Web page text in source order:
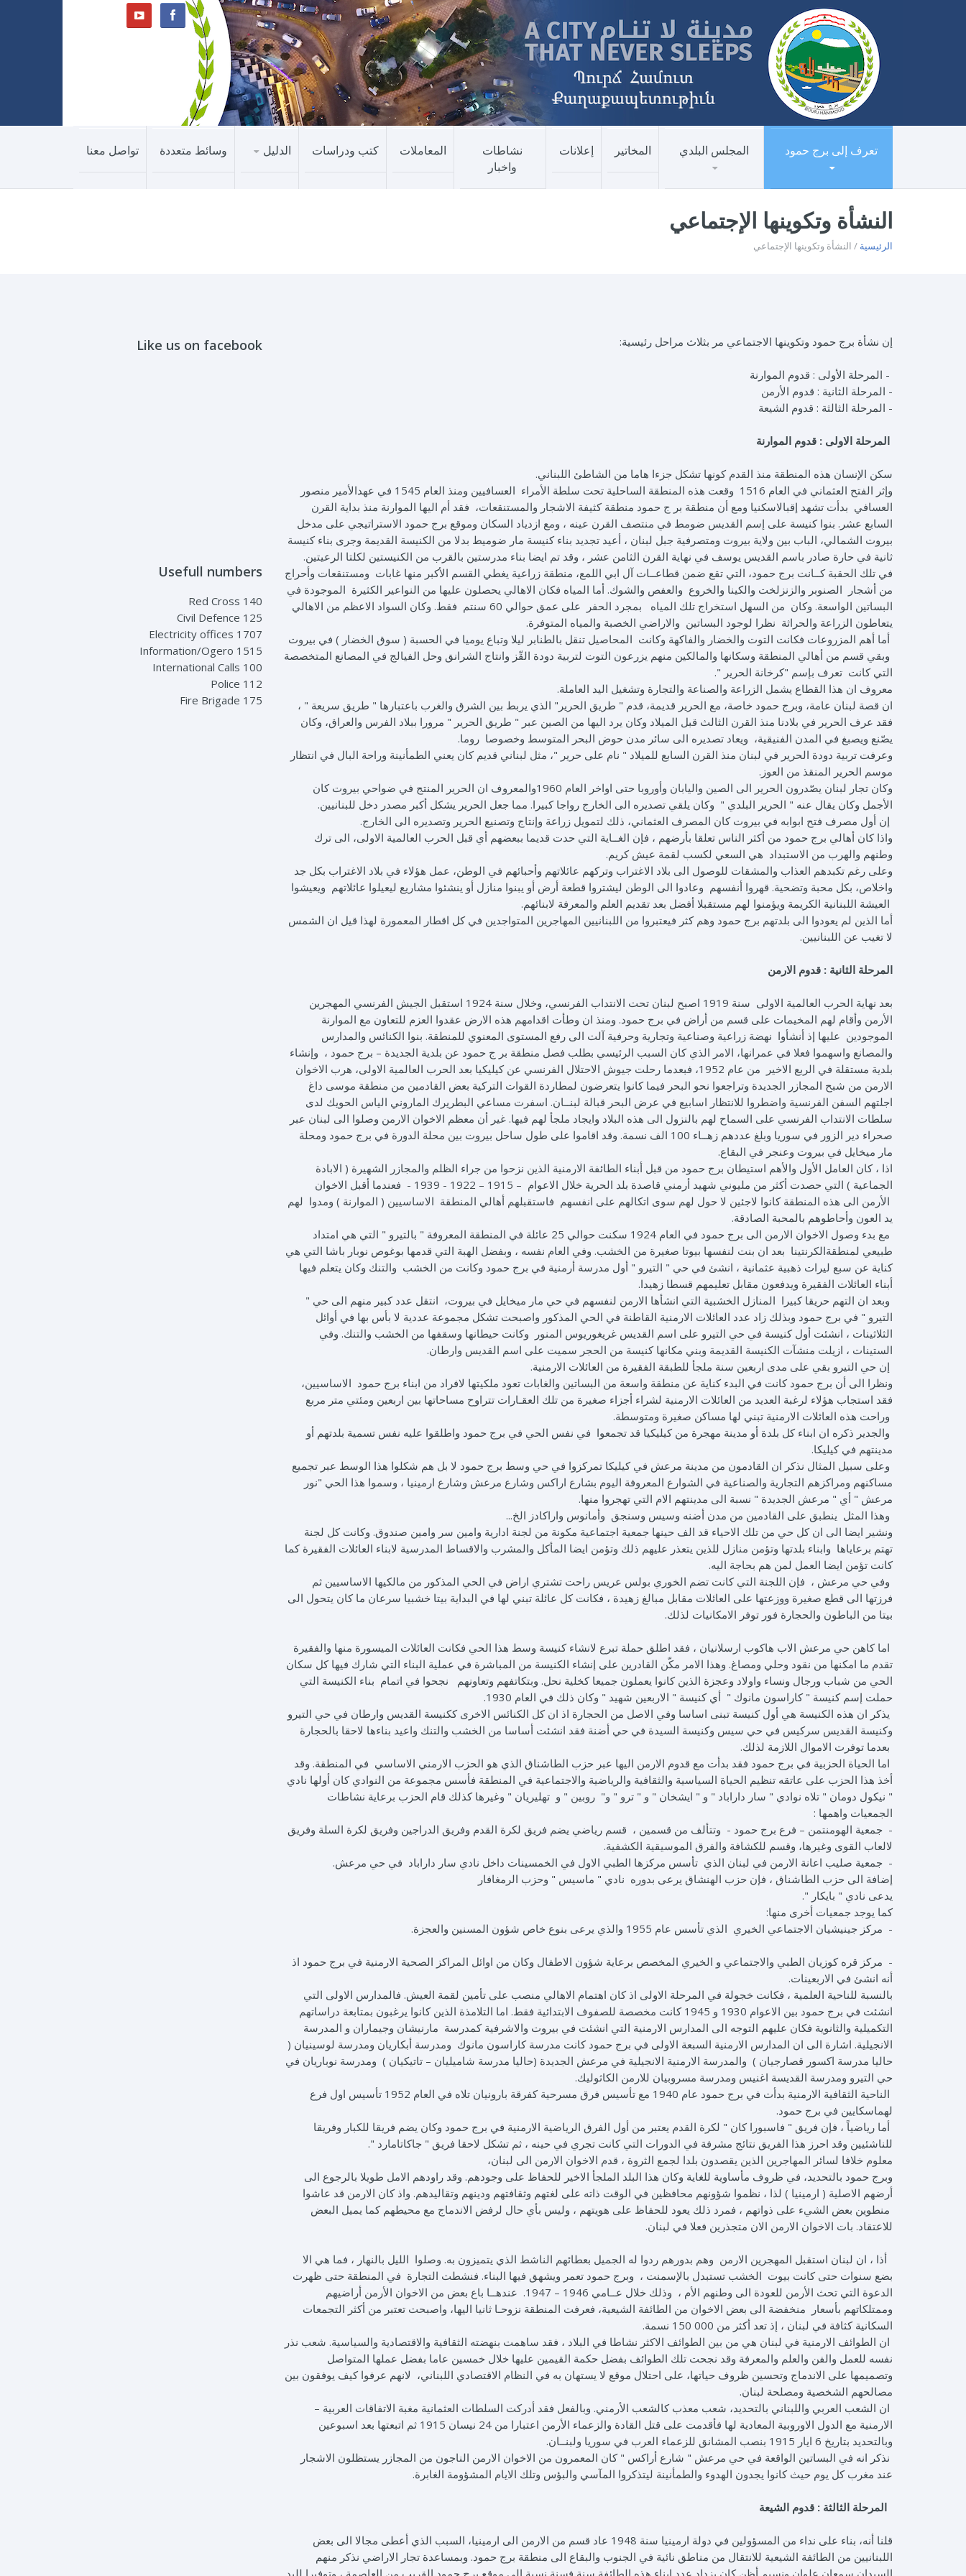
تعرف إلى برج حمود المجلس البلدي المخاتير إعلانات
نشاطات
واخبار
المعاملات كتب ودراسات الدليل وسائط متعددة تواصل معنا
النشأة وتكوينها الإجتماعي
الرئيسية / النشأة وتكوينها الإجتماعي
إن نشأة برج حمود وتكوينها الاجتماعي مر بثلاث مراحل رئيسية:
- المرحلة الأولى : قدوم الموارنة
- المرحلة الثانية : قدوم الأرمن
- المرحلة الثالثة : قدوم الشيعة
المرحلة الاولى : قدوم الموارنة
سكن الإنسان هذه المنطقة منذ القدم كونها تشكل جزءا هاما من الشاطئ اللبناني.
وإثر الفتح العثماني في العام 1516 وقعت هذه المنطقة الساحلية تحت سلطة الأمراء العسافيين ومنذ العام 1545 في عهدالأمير منصور
العسافي بدأت تشهد إقبالاسكنيا ومع أن منطقة بر ج حمود منطقة كثيفة الاشجار والمستنقعات، فقد أم اليها الموارنة منذ بداية القرن
السابع عشر. بنوا كنيسة على إسم القديس ضومط في منتصف القرن عينه ، ومع ازدياد السكان وموقع برج حمود الاستراتيجي على مدخل
بيروت الشمالي، الباب بين ولاية بيروت ومتصرفية جبل لبنان ، أعيد تجديد بناء كنيسة مار ضوميط بدلا من الكنيسة القديمة وجرى بناء كنيسة
ثانية في حارة صادر باسم القديس يوسف في نهاية القرن الثامن عشر ، وقد تم ايضا بناء مدرستين بالقرب من الكنيستين لكلتا الرعيتين.
في تلك الحقبة كــانت برج حمود، التي تقع ضمن قطاعــات آل ابي اللمع، منطقة زراعية يغطي القسم الأكبر منها غابات ومستنقعات وأحراج
من أشجار الصنوبر والزنزلخت والكينا والخروع والعفص والشوك. أما المياه فكان الاهالي يحصلون عليها من النواعير الكثيرة الموجودة في
البساتين الواسعة. وكان من السهل استخراج تلك المياه بمجرد الحفر على عمق حوالي 60 سنتم فقط. وكان السواد الاعظم من الاهالي
يتعاطون الزراعة والحراثة نظرا لوجود البساتين والاراضي الخصبة والمياه المتوفرة.
أما أهم المزروعات فكانت التوت والخضار والفاكهة وكانت المحاصيل تنقل بالطنابر ليلا وتباع يوميا في الحسبة ( سوق الخضار ) في بيروت
وبقي قسم من أهالي المنطقة وسكانها والمالكين منهم يزرعون التوت لتربية دودة القّز وانتاج الشرانق وحل الفيالج في المصانع المتخصصة
التي كانت تعرف بإسم "كرخانة الحرير ".
معروف ان هذا القطاع يشمل الزراعة والصناعة والتجارة وتشغيل اليد العاملة.
ان قصة لبنان عامة، وبرج حمود خاصة، مع الحرير قديمة، قدم " طريق الحرير" الذي يربط بين الشرق والغرب باعتبارها " طريق سريعة " ،
فقد عرف الحرير في بلادنا منذ القرن الثالث قبل الميلاد وكان يرد اليها من الصين عبر " طريق الحرير " مرورا ببلاد الفرس والعراق، وكان
يصّنع ويصبغ في المدن الفنيقية، ويعاد تصديره الى سائر مدن حوض البحر المتوسط وخصوصا روما.
وعرفت تربية دودة الحرير في لبنان منذ القرن السابع للميلاد " نام على حرير "، مثل لبناني قديم كان يعني الطمأنينة وراحة البال في انتظار
موسم الحرير المنقذ من العوز.
وكان تجار لبنان يصّدرون الحرير الى الصين واليابان وأوروبا حتى اواخر العام 1960والمعروف ان الحرير المنتج في ضواحي بيروت كان
الأجمل وكان يقال عنه " الحرير البلدي " وكان يلقي تصديره الى الخارج رواجا كبيرا. مما جعل الحرير يشكل أكبر مصدر دخل للبنانيين.
إن أول مصرف فتح ابوابه في بيروت كان المصرف العثماني، ذلك لتمويل زراعة وإنتاج وتصنيع الحرير وتصديره الى الخارج.
واذا كان أهالي برج حمود من أكثر الناس تعلقا بأرضهم ، فإن الغــاية التي حدت قديما ببعضهم أي قبل الحرب العالمية الاولى، الى ترك
وطنهم والهرب من الاستبداد هي السعي لكسب لقمة عيش كريم.
وعلى رغم تكبدهم العذاب والمشقات للوصول الى بلاد الاغتراب وتركهم عائلاتهم وأحبائهم في الوطن، عمل هؤلاء في بلاد الاغتراب بكل جد
واخلاص، بكل محبة وتضحية. قهروا أنفسهم وعادوا الى الوطن ليشتروا قطعة أرض أو يبنوا منازل أو ينشئوا مشاريع ليعيلوا عائلاتهم ويعيشوا
العيشة اللبنانية الكريمة ويؤمنوا لهم مستقبلا أفضل بعد تقديم العلم والمعرفة لابنائهم.
أما الذين لم يعودوا الى بلدتهم برج حمود وهم كثر فيعتبروا من اللبنانيين المهاجرين المتواجدين في كل اقطار المعمورة لهذا قيل ان الشمس
لا تغيب عن اللبنانيين.
المرحلة الثانية : قدوم الارمن
بعد نهاية الحرب العالمية الاولى سنة 1919 اصبح لبنان تحت الانتداب الفرنسي، وخلال سنة 1924 استقبل الجيش الفرنسي المهجرين
الأرمن وأقام لهم المخيمات على قسم من أراض في برج حمود. ومنذ ان وطأت اقدامهم هذه الارض عقدوا العزم للتعاون مع الموارنة
الموجودين عليها إذ أنشأوا نهضة زراعية وصناعية وتجارية وحرفية آلت الى رفع المستوى المعنوي للمنطقة. بنوا الكنائس والمدارس
والمصانع واسهموا فعلا في عمرانها، الامر الذي كان السبب الرئيسي بطلب فصل منطقة بر ج حمود عن بلدية الجديدة – برج حمود ، وإنشاء
بلدية مستقلة في الربع الاخير من عام 1952، فبعدما رحلت جيوش الاحتلال الفرنسي عن كيليكيا بعد الحرب العالمية الاولى، هرب الاخوان
الارمن من شبح المجازر الجديدة وتراجعوا نحو البحر فيما كانوا يتعرضون لمطاردة القوات التركية بعض القادمين من منطقة موسى داغ
اجلتهم السفن الفرنسية واضطروا للانتظار اسابيع في عرض البحر قبالة لبنــان. اسفرت مساعي البطريرك الماروني الياس الحويك لدى
سلطات الانتداب الفرنسي على السماح لهم بالنزول الى هذه البلاد وايجاد ملجأ لهم فيها. غير أن معظم الاخوان الارمن وصلوا الى لبنان عبر
صحراء دير الزور في سوريا وبلغ عددهم زهــاء 100 الف نسمة. وقد اقاموا على طول ساحل بيروت بين محلة الدورة في برج حمود ومحلة
مار ميخايل في بيروت وعنجر في البقاع.
اذا ، كان العامل الأول والأهم استيطان برج حمود من قبل أبناء الطائفة الارمنية الذين نزحوا من جراء الظلم والمجازر الشهيرة ( الابادة
الجماعية ) التي حصدت أكثر من مليوني شهيد أرمني قاصدة بلد الحرية خلال الاعوام – 1915 – 1922 - 1939 - فعندما أقبل الاخوان
الأرمن الى هذه المنطقة كانوا لاجئين لا حول لهم سوى اتكالهم على انفسهم فاستقبلهم أهالي المنطقة الاساسيين ( الموارنة ) ومدوا لهم
يد العون وأحاطوهم بالمحبة الصادقة.
مع بدء وصول الاخوان الارمن الى برج حمود في العام 1924 سكنت حوالي 25 عائلة في المنطقة المعروفة " بالتيرو " التي هي امتداد
طبيعي لمنطقةالكرنتينا بعد ان بنت لنفسها بيوتا صغيرة من الخشب. وفي العام نفسه ، وبفضل الهبة التي قدمها بوغوص نوبار باشا التي هي
كناية عن سبع ليرات ذهبية عثمانية ، انشئ في حي " التيرو " أول مدرسة أرمنية في برج حمود وكانت من الخشب والتنك وكان يتعلم فيها
أبناء العائلات الفقيرة ويدفعون مقابل تعليمهم قسطا زهيدا.
وبعد ان التهم حريقا كبيرا المنازل الخشبية التي انشأها الارمن لنفسهم في حي مار ميخايل في بيروت، انتقل عدد كبير منهم الى حي "
التيرو " في برج حمود وبذلك زاد عدد العائلات الارمنية القاطنة في الحي المذكور واصبحت تشكل مجموعة عددية لا بأس بها في أوائل
الثلاثينات ، انشئت أول كنيسة في حي التيرو على اسم القديس غريغوريوس المنور وكانت حيطانها وسقفها من الخشب والتنك. وفي
الستينات ، ازيلت منشآت الكنيسة القديمة وبني مكانها كنيسة من الحجر سميت على اسم القديس وارطان.
إن حي التيرو بقي على مدى اربعين سنة ملجأ للطبقة الفقيرة من العائلات الارمنية.
ونظرا الى أن برج حمود كانت في البدء كناية عن منطقة واسعة من البساتين والغابات تعود ملكيتها لافراد من ابناء برج حمود الاساسيين،
فقد استجاب هؤلاء لرغبة العديد من العائلات الارمنية لشراء أجزاء صغيرة من تلك العقـارات تتراوح مساحاتها بين اربعين ومئتي متر مربع
وراحت هذه العائلات الارمنية تبني لها مساكن صغيرة ومتوسطة.
والجدير ذكره ان ابناء كل بلدة أو مدينة مهجرة من كيليكيا قد تجمعوا في نفس الحي في برج حمود واطلقوا عليه نفس تسمية بلدتهم أو
مدينتهم في كيليكا.
وعلى سبيل المثال نذكر ان القادمون من مدينة مرعش في كيليكا تمركزوا في حي وسط برج حمود لا بل هم شكلوا هذا الوسط عبر تجميع
مساكنهم ومراكزهم التجارية والصناعية في الشوارع المعروفة اليوم بشارع اراكس وشارع مرعش وشارع ارمينيا ، وسموا هذا الحي "نور
مرعش " أي " مرعش الجديدة " نسبة الى مدينتهم الام التي تهجروا منها.
وهذا المثل ينطبق على القادمين من مدن أضنه وسيس وسنجق وأمانوس واراكادز الخ...
ونشير ايضا الى ان كل حي من تلك الاحياء قد الف حينها جمعية اجتماعية مكونة من لجنة ادارية وامين سر وامين صندوق. وكانت كل لجنة
تهتم برعاياها وابناء بلدتها وتؤمن منازل للذين يتعذر عليهم ذلك وتؤمن ايضا المأكل والمشرب والاقساط المدرسية لابناء العائلات الفقيرة كما
كانت تؤمن ايضا العمل لمن هم بحاجة اليه.
وفي حي مرعش ، فإن اللجنة التي كانت تضم الخوري بولس عريس راحت تشتري اراض في الحي المذكور من مالكيها الاساسيين ثم
فرزتها الى قطع صغيرة ووزعتها على العائلات مقابل مبالغ زهيدة ، فكانت كل عائلة تبني لها في البداية بيتا خشبيا سرعان ما كان يتحول الى
بيتا من الباطون والحجارة فور توفر الامكانيات لذلك.
اما كاهن حي مرعش الاب هاكوب ارسلانيان ، فقد اطلق حملة تبرع لانشاء كنيسة وسط هذا الحي فكانت العائلات الميسورة منها والفقيرة
تقدم ما امكنها من نقود وحلي ومصاغ. وهذا الامر مكّن القادرين على إنشاء الكنيسة من المباشرة في عملية البناء التي شارك فيها كل سكان
الحي من شباب ورجال ونساء واولاد وعجزة الذين كانوا يعملون جميعا كخلية نحل. وبتكاتفهم وتعاونهم نجحوا في اتمام بناء الكنيسة التي
حملت إسم كنيسة " كاراسون مانوك " أي كنيسة " الاربعين شهيد " وكان ذلك في العام 1930.
يذكر ان هذه الكنيسة هي أول كنيسة تبنى اساسا وفي الاصل من الحجارة اذ ان كل الكنائس الاخرى ككنيسة القديس وارطان في حي التيرو
وكنيسة القديس سركيس في حي سيس وكنيسة السيدة في حي أضنة فقد انشئت أساسا من الخشب والتنك واعيد بناءها لاحقا بالحجارة
بعدما توفرت الاموال اللازمة لذلك.
اما الحياة الحزبية في برج حمود فقد بدأت مع قدوم الارمن اليها عبر حزب الطاشناق الذي هو الحزب الارمني الاساسي في المنطقة. وقد
أخذ هذا الحزب على عاتقه تنظيم الحياة السياسية والثقافية والرياضية والاجتماعية في المنطقة فأسس مجموعة من النوادي كان أولها نادي
" نيكول دومان " تلاه نوادي " سار داراباد " و " ايشخان " و " ترو " و" روبين " و تهليريان " وغيرها كذلك قام الحزب برعاية نشاطات
الجمعيات واهمها :
- جمعية الهومنتمن – فرع برج حمود - وتتألف من قسمين ، قسم رياضي يضم فريق لكرة القدم وفريق الدراجين وفريق لكرة السلة وفريق
لالعاب القوى وغيرها، وقسم للكشافة والفرق الموسيقية الكشفية.
- جمعية صليب اعانة الارمن في لبنان الذي تأسس مركزها الطبي الاول في الخمسينات داخل نادي سار داراباد في حي مرعش.
إضافة الى حزب الطاشناق ، فإن حزب الهنشاق يرعى بدوره نادي " ماسيس " وحزب الرمغافار
يدعى نادي " بايكار ".
كما يوجد جمعيات أخرى منها:
- مركز جينيشيان الاجتماعي الخيري الذي تأسس عام 1955 والذي يرعى بنوع خاص شؤون المسنين والعجزة.
- مركز قره كوزيان الطبي والاجتماعي و الخيري المخصص برعاية شؤون الاطفال وكان من اوائل المراكز الصحية الارمنية في برج حمود اذ
أنه انشئ في الاربعينات.
بالنسبة للناحية العلمية ، فكانت خجولة في المرحلة الاولى اذ كان اهتمام الاهالي منصب على تأمين لقمة العيش. فالمدارس الاولى التي
انشئت في برج حمود بين الاعوام 1930 و 1945 كانت مخصصة للصفوف الابتدائية فقط. اما التلامذة الذين كانوا يرغبون بمتابعة دراساتهم
التكميلية والثانوية فكان عليهم التوجه الى المدارس الارمنية التي انشئت في بيروت والاشرفية كمدرسة مارنيشان وجيماران و المدرسة
الانجيلية. اشارة الى ان المدارس الارمنية السبعة الاولى في برج حمود كانت مدرسة كاراسون مانوك ومدرسة أبكاريان ومدرسة لوسينيان (
حاليا مدرسة اكسور قصارجيان ) والمدرسة الارمنية الانجيلية في مرعش الجديدة (حاليا مدرسة شاميليان – تاتيكيان ) ومدرسة نوباريان في
حي التيرو ومدرسة القديسة اغنيس ومدرسة مسروبيان للارمن الكاثوليك.
الناحية الثقافية الارمنية بدأت في برج حمود عام 1940 مع تأسيس فرق مسرحية كفرقة بارونيان تلاه في العام 1952 تأسيس اول فرع
لهماسكايين في برج حمود.
أما رياضياً ، فإن فريق " فاسبورا كان " لكرة القدم يعتبر من أول الفرق الرياضية الارمنية في برج حمود وكان يضم فريقا للكبار وفريقا
للناشئيين وقد احرز هذا الفريق نتائج مشرفة في الدورات التي كانت تجري في حينه ، ثم تشكل لاحقا فريق " جاكاتامارد ".
معلوم خلافا لسائر المهاجرين الذين يقصدون بلدا لجمع الثروة ، قدم الاخوان الارمن الى لبنان،
وبرج حمود بالتحديد، في ظروف مأساوية للغاية وكان هذا البلد الملجأ الاخير للحفاظ على وجودهم. وقد راودهم الامل طويلا بالرجوع الى
أرضهم الاصلية ( ارمينيا ) لذا ، نظموا شؤونهم محافظين في الوقت ذاته على لغتهم وثقافتهم ودينهم وتقاليدهم. واذ كان الارمن قد عاشوا
منطوين بعض الشيء على ذواتهم ، فمرد ذلك يعود للحفاظ على هويتهم ، وليس بأي حال لرفض الاندماج مع محيطهم كما يميل البعض
للاعتقاد. بات الاخوان الارمن الان متجذرين فعلا في لبنان.
أذا ، ان لبنان استقبل المهجرين الارمن وهم بدورهم ردوا له الجميل بعطائهم الناشط الذي يتميزون به. وصلوا الليل بالنهار ، فما هي الا
بضع سنوات حتى كانت بيوت الخشب تستبدل بالإسمنت ، وبرج حمود تعمر ويشهق فيها البناء. فنشطت التجارة في المنطقة حتى ظهرت
الدعوة التي تحث الأرمن للعودة الى وطنهم الأم ، وذلك خلال عــامي 1946 – 1947. عندهــا باع بعض من الاخوان الأرمن أراضيهم
وممتلكاتهم بأسعار منخفضة الى بعض الاخوان من الطائفة الشيعية، فعرفت المنطقة نزوحـا ثانيا اليها، واصبحت تعتبر من أكثر التجمعات
السكانية كثافة في لبنان ، إذ تعد أكثر من 000 150 نسمة.
ان الطوائف الارمنية في لبنان هي من بين الطوائف الاكثر نشاطا في البلاد ، فقد ساهمت بنهضته الثقافية والاقتصادية والسياسية. شعب نذر
نفسه للعمل والفن والعلم والمعرفة وقد نجحت تلك الطوائف بفضل حكمة القيمين عليها خلال خمسين عاما بفضل عملها المتواصل
وتصميمها على الاندماج وتحسين ظروف حياتها، على احتلال موقع لا يستهان به في النظام الاقتصادي اللبناني، لانهم عرفوا كيف يوفقون بين
مصالحهم الشخصية ومصلحة لبنان.
ان الشعب العربي واللبناني بالتحديد، شعب معذب كالشعب الأرمني. وبالفعل فقد أدركت السلطات العثمانية مغبة الاتفاقات العربية –
الارمنية مع الدول الاوروبية المعادية لها فأقدمت على قتل القادة والزعماء الأرمن اعتبارا من 24 نيسان 1915 ثم اتبعتها بعد اسبوعين
وبالتحديد بتاريخ 6 ايار 1915 بنصب المشانق للزعماء العرب في سوريا ولبنــان.
نذكر انه في البساتين الواقعة في حي مرعش " شارع أراكس " كان المعمرون من الاخوان الارمن الناجون من المجازر يستظلون الاشجار
عند مغرب كل يوم حيث كانوا يجدون الهدوء والطمأنينة ليتذكروا المآسي والبؤس وتلك الايام المشؤومة الغابرة.
المرحلة الثالثة : قدوم الشيعة
قلنا أنه، بناء على نداء من المسؤولين في دولة ارمينيا سنة 1948 عاد قسم من الارمن الى ارمينيا، السبب الذي أعطى مجالا الى بعض
اللبنانيين من الطائفة الشيعية للانتقال من مناطق نائية في الجنوب والبقاع الى منطقة برج حمود. وبمساعدة تجار الاراضي نذكر منهم
السيدان سمعان علوان ونسيم أظن كان يزداد عدد ابناء هذه الطائفة سنة فسنة نسبة الى موقع برج حمود القريب من العاصمة ، وتوفيرا لليد
Like us on facebook
Usefull numbers
Red Cross 140
Civil Defence 125
Electricity offices 1707
Information/Ogero 1515
International Calls 100
Police 112
Fire Brigade 175